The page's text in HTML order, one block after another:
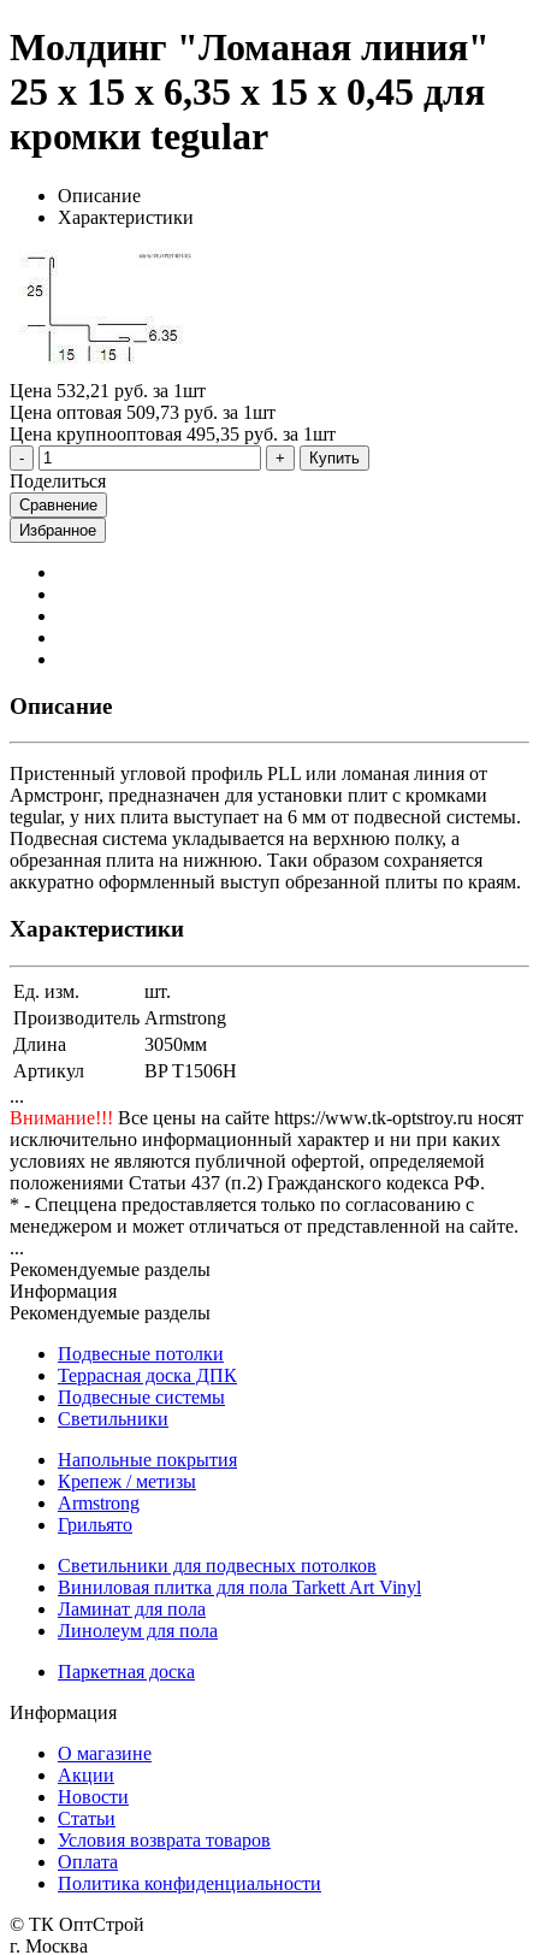
Молдинг "Ломаная линия"
25 x 15 x 6,35 x 15 x 0,45 для
кромки tegular
Описание
Характеристики
Цена 532,21 руб. за 1шт
Цена оптовая 509,73 руб. за 1шт
Цена крупнооптовая 495,35 руб. за 1шт
Купить
Поделиться
Сравнение
Избранное
Описание
Пристенный угловой профиль PLL или ломаная линия от
Армстронг, предназначен для установки плит с кромками
tegular, у них плита выступает на 6 мм от подвесной системы.
Подвесная система укладывается на верхнюю полку, а
обрезанная плита на нижнюю. Таки образом сохраняется
аккуратно оформленный выступ обрезанной плиты по краям.
Характеристики
Ед. изм.
шт.
Производитель Armstrong
Длина
3050мм
Артикул
BP T1506H
...
Внимание!!! Все цены на сайте https://www.tk-optstroy.ru носят
исключительно информационный характер и ни при каких
условиях не являются публичной офертой, определяемой
положениями Статьи 437 (п.2) Гражданского кодекса РФ.
* - Спеццена предоставляется только по согласованию с
менеджером и может отличаться от представленной на сайте.
...
Рекомендуемые разделы
Информация
Рекомендуемые разделы
Подвесные потолки
Террасная доска ДПК
Подвесные системы
Светильники
Напольные покрытия
Крепеж / метизы
Armstrong
Грильято
Светильники для подвесных потолков
Виниловая плитка для пола Tarkett Art Vinyl
Ламинат для пола
Линолеум для пола
Паркетная доска
Информация
О магазине
Акции
Новости
Статьи
Условия возврата товаров
Оплата
Политика конфиденциальности
© ТК ОптСтрой
г. Москва